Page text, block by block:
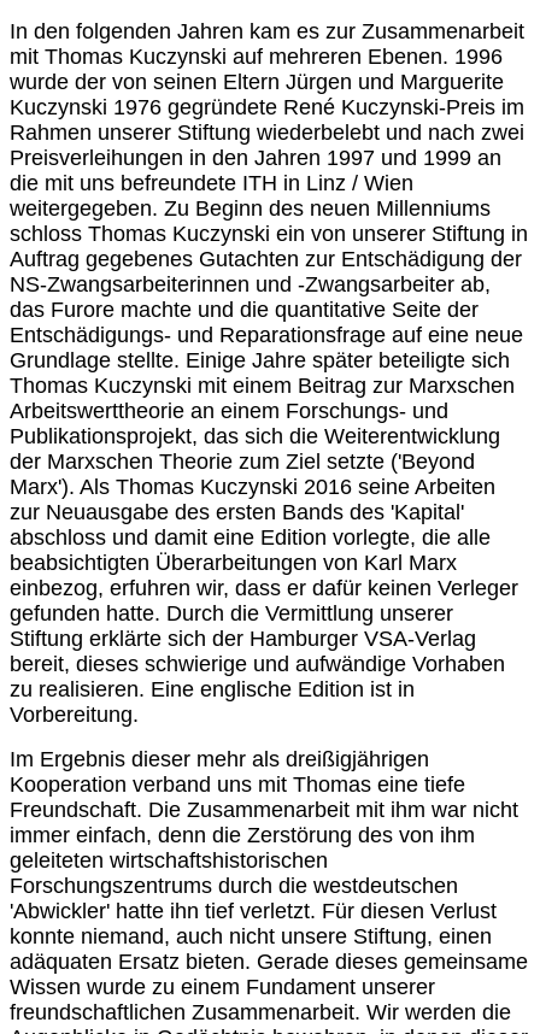
In den folgenden Jahren kam es zur Zusammenarbeit
mit Thomas Kuczynski auf mehreren Ebenen. 1996
wurde der von seinen Eltern Jürgen und Marguerite
Kuczynski 1976 gegründete René Kuczynski-Preis im
Rahmen unserer Stiftung wiederbelebt und nach zwei
Preisverleihungen in den Jahren 1997 und 1999 an
die mit uns befreundete ITH in Linz / Wien
weitergegeben. Zu Beginn des neuen Millenniums
schloss Thomas Kuczynski ein von unserer Stiftung in
Auftrag gegebenes Gutachten zur Entschädigung der
NS-Zwangsarbeiterinnen und -Zwangsarbeiter ab,
das Furore machte und die quantitative Seite der
Entschädigungs- und Reparationsfrage auf eine neue
Grundlage stellte. Einige Jahre später beteiligte sich
Thomas Kuczynski mit einem Beitrag zur Marxschen
Arbeitswerttheorie an einem Forschungs- und
Publikationsprojekt, das sich die Weiterentwicklung
der Marxschen Theorie zum Ziel setzte ('Beyond
Marx'). Als Thomas Kuczynski 2016 seine Arbeiten
zur Neuausgabe des ersten Bands des 'Kapital'
abschloss und damit eine Edition vorlegte, die alle
beabsichtigten Überarbeitungen von Karl Marx
einbezog, erfuhren wir, dass er dafür keinen Verleger
gefunden hatte. Durch die Vermittlung unserer
Stiftung erklärte sich der Hamburger VSA-Verlag
bereit, dieses schwierige und aufwändige Vorhaben
zu realisieren. Eine englische Edition ist in
Vorbereitung.
Im Ergebnis dieser mehr als dreißigjährigen
Kooperation verband uns mit Thomas eine tiefe
Freundschaft. Die Zusammenarbeit mit ihm war nicht
immer einfach, denn die Zerstörung des von ihm
geleiteten wirtschaftshistorischen
Forschungszentrums durch die westdeutschen
'Abwickler' hatte ihn tief verletzt. Für diesen Verlust
konnte niemand, auch nicht unsere Stiftung, einen
adäquaten Ersatz bieten. Gerade dieses gemeinsame
Wissen wurde zu einem Fundament unserer
freundschaftlichen Zusammenarbeit. Wir werden die